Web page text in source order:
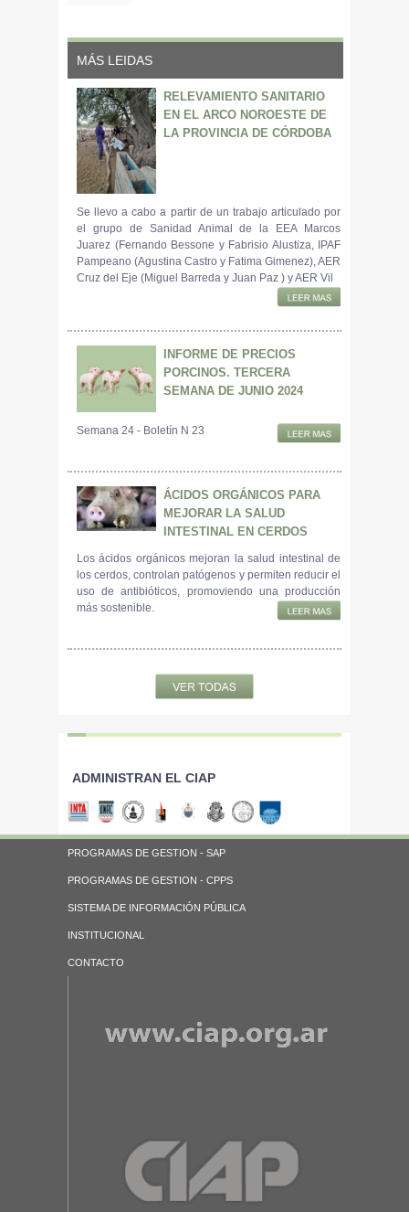
MÁS LEIDAS
RELEVAMIENTO SANITARIO
EN EL ARCO NOROESTE DE
LA PROVINCIA DE CÓRDOBA
Se llevo a cabo a partir de un trabajo articulado por
el grupo de Sanidad Animal de la EEA Marcos
Juarez (Fernando Bessone y Fabrisio Alustiza, IPAF
Pampeano (Agustina Castro y Fatima Gimenez), AER
Cruz del Eje (Miguel Barreda y Juan Paz ) y AER Vil
INFORME DE PRECIOS
PORCINOS. TERCERA
SEMANA DE JUNIO 2024
Semana 24 - Boletín N 23
ÁCIDOS ORGÁNICOS PARA
MEJORAR LA SALUD
INTESTINAL EN CERDOS
Los ácidos orgánicos mejoran la salud intestinal de
los cerdos, controlan patógenos y permiten reducir el
uso de antibióticos, promoviendo una producción
más sostenible.
ADMINISTRAN EL CIAP
PROGRAMAS DE GESTION - SAP
PROGRAMAS DE GESTION - CPPS
SISTEMA DE INFORMACIÓN PÚBLICA
INSTITUCIONAL
CONTACTO